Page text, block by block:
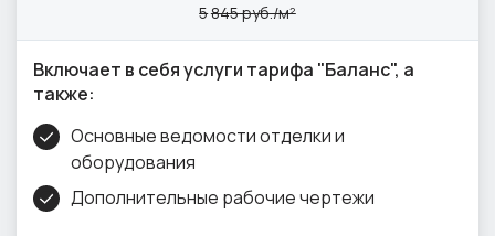
5845 руб./м²
Включает в себя услуги тарифа "Баланс", а
также:
Основные ведомости отделки и
оборудования
Дополнительные рабочие чертежи